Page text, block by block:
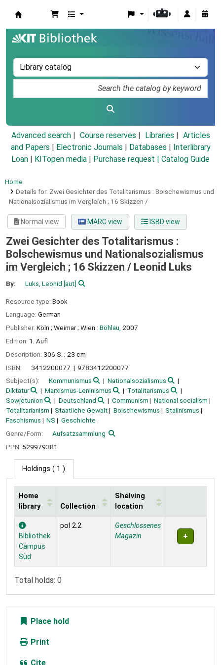
Advanced search Course reserves Libraries
Articles
and Papers
Electronic Journals Databases
Interlibrary
Loan
KITopen media Purchase request | Catalog Guide
Home
Details for: Zwei Gesichter des Totalitarismus : Bolschewismus und
Nationalsozialismus im Vergleich ; 16 Skizzen /
Normal view MARC view ISBD view
Zwei Gesichter des Totalitarismus :
Bolschewismus und Nationalsozialismus
im Vergleich ; 16 Skizzen / Leonid Luks
By: Luks, Leonid [aut]
Resource type: Book
Language: German
Publisher: Köln ; Weimar ; Wien : Böhlau, 2007
Edition: 1. Aufl
Description: 306 S. ; 23 cm
ISBN:
3412200077
9783412200077
Subject(s):
Kommunismus
Nationalsozialismus
Diktatur
Marxismus-Leninismus
Totalitarismus
Sowjetunion
Deutschland Communism
National socialism
Totalitarianism
Staatliche Gewalt Bolschewismus
Stalinismus
Faschismus
NS
Geschichte
Genre/Form:
Aufsatzsammlung
PPN: 529979381
Holdings ( 1 )
Holdings
Home
library
Collection
Shelving
location
Bibliothek
Campus
Süd
pol 2.2
Geschlossenes
Magazin
Total holds: 0
Place hold
Print
Cite